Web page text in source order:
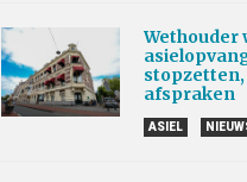
Wethouder
stopzetten,
afspraken
ASIEL